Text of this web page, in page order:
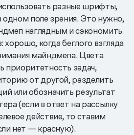
разные шрифты,
одном поле зрения. Это нужно,
наглядным и сэкономить
хорошо, когда беглого взгляда
майндмепа. Цвета
приоритетность задач,
от другой, разделить
или обозначить результат
(если в ответ на рассылку
действие, то ставим
нет — красную).